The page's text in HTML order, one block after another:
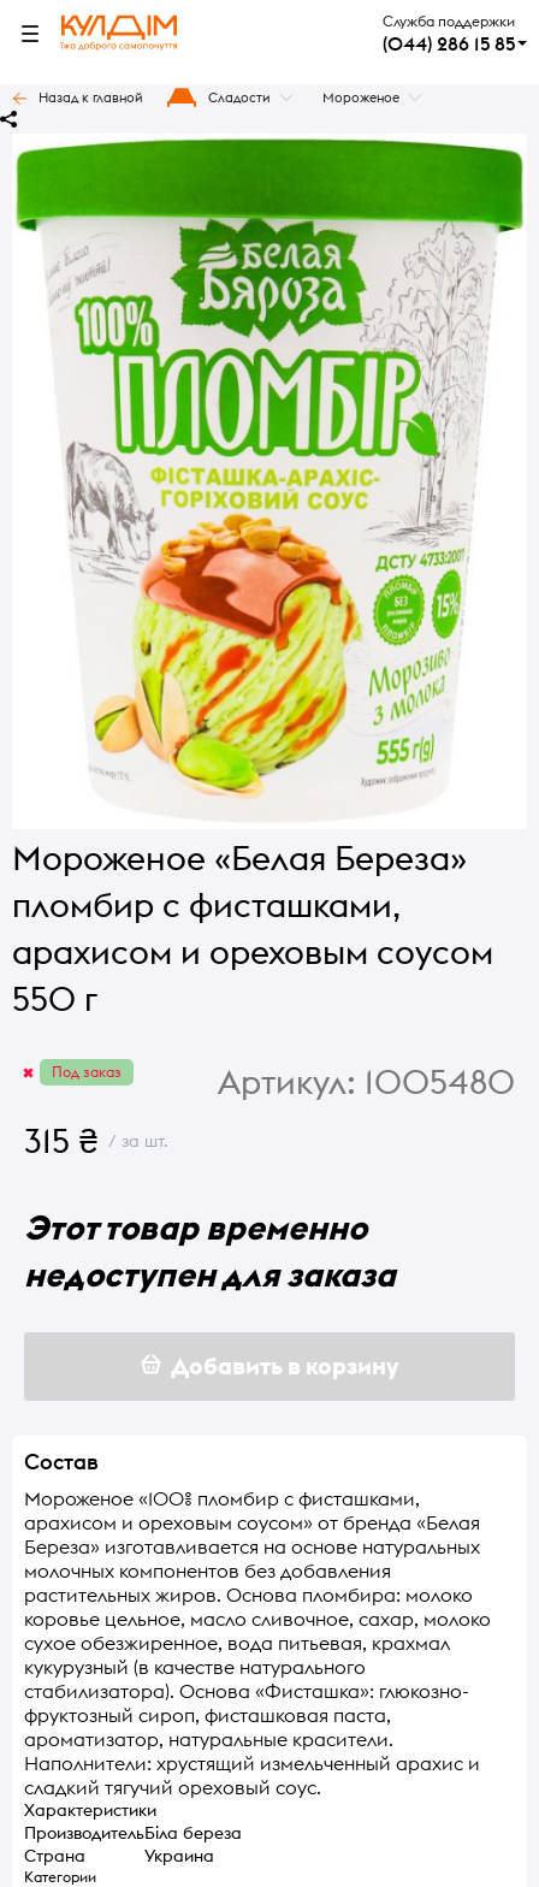
Служба поддержки
(044) 286 15 85
Назад к главной Сладости Мороженое
Мороженое «Белая Береза»
пломбир с фисташками,
арахисом и ореховым соусом
550 г
Под заказ Артикул: 1005480
315 ₴ / за шт.
Этот товар временно
недоступен для заказа
Добавить в корзину
Состав
Мороженое «100% пломбир с фисташками,
арахисом и ореховым соусом» от бренда «Белая
Береза» изготавливается на основе натуральных
молочных компонентов без добавления
растительных жиров. Основа пломбира: молоко
коровье цельное, масло сливочное, сахар, молоко
сухое обезжиренное, вода питьевая, крахмал
кукурузный (в качестве натурального
стабилизатора). Основа «Фисташка»: глюкозно-
фруктозный сироп, фисташковая паста,
ароматизатор, натуральные красители.
Наполнители: хрустящий измельченный арахис и
сладкий тягучий ореховый соус.
Характеристики
ПроизводительБіла береза
Страна
Украина
Категории